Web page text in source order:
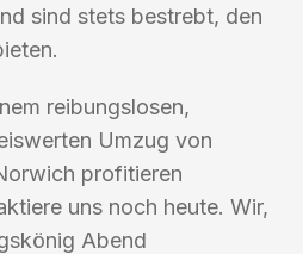
sind stets bestrebt, den
reibungslosen,
Umzug von
profitieren
uns noch heute. Wir,
Abend